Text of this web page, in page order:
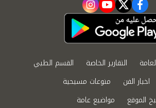
facebook
twitter
youtube
instagram
التقارير الخاصة
القسم الطبي
اخبار الفن
منوعات مسيحية
الموقع مواضيع عامة